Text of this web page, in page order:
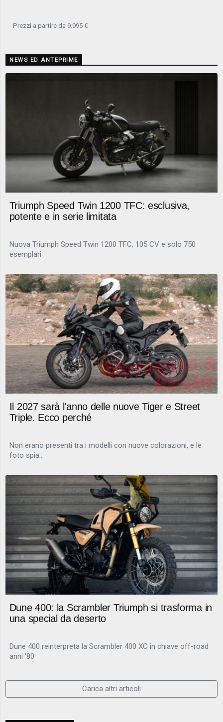
Prezzi a partire da 9.995 €
NEWS ED ANTEPRIME
Triumph Speed Twin 1200 TFC: esclusiva,
potente e in serie limitata
Nuova Triumph Speed Twin 1200 TFC: 105 CV e solo 750
esemplari
Il 2027 sarà l'anno delle nuove Tiger e Street
Triple. Ecco perché
Non erano presenti tra i modelli con nuove colorazioni, e le
foto spia...
Dune 400: la Scrambler Triumph si trasforma in
una special da deserto
Dune 400 reinterpreta la Scrambler 400 XC in chiave off-road
anni '80
Carica altri articoli